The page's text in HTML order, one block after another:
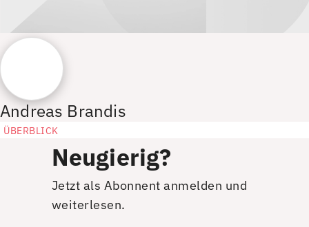
Andreas Brandis
ÜBERBLICK
Neugierig?
Jetzt als Abonnent anmelden und
weiterlesen.